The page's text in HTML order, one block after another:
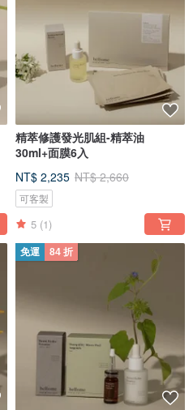
精萃修護發光肌組-精萃油
30ml+面膜6入
NT$ 2,235 NT$ 2,660
可客製
5 (1)
免運 84 折